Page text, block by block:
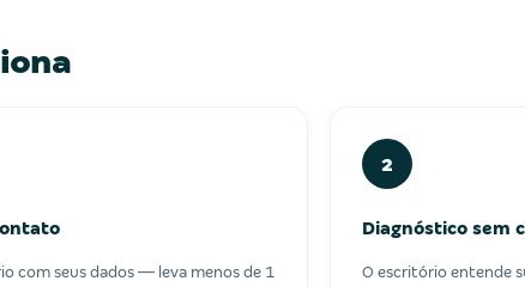
com seus dados — leva menos de 1
2
Diagnóstico sem
O escritório entende